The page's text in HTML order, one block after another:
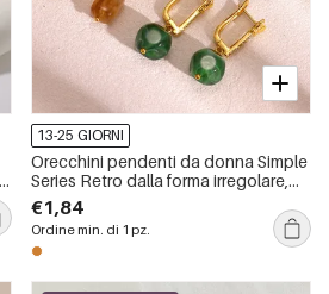
13-25 GIORNI
Orecchini pendenti da donna Simple
Series Retro dalla forma irregolare,
color oro rame.
€1,84
Ordine min. di 1 pz.